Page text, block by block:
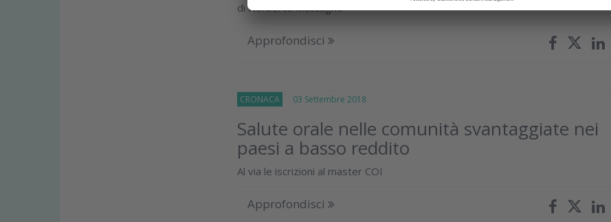
diNorberto Maccagno
Approfondisci
CRONACA 03 Settembre 2018
Salute orale nelle comunità svantaggiate nei
paesi a basso reddito
Al via le iscrizioni al master COI
Approfondisci